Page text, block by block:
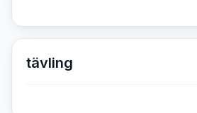
tävling